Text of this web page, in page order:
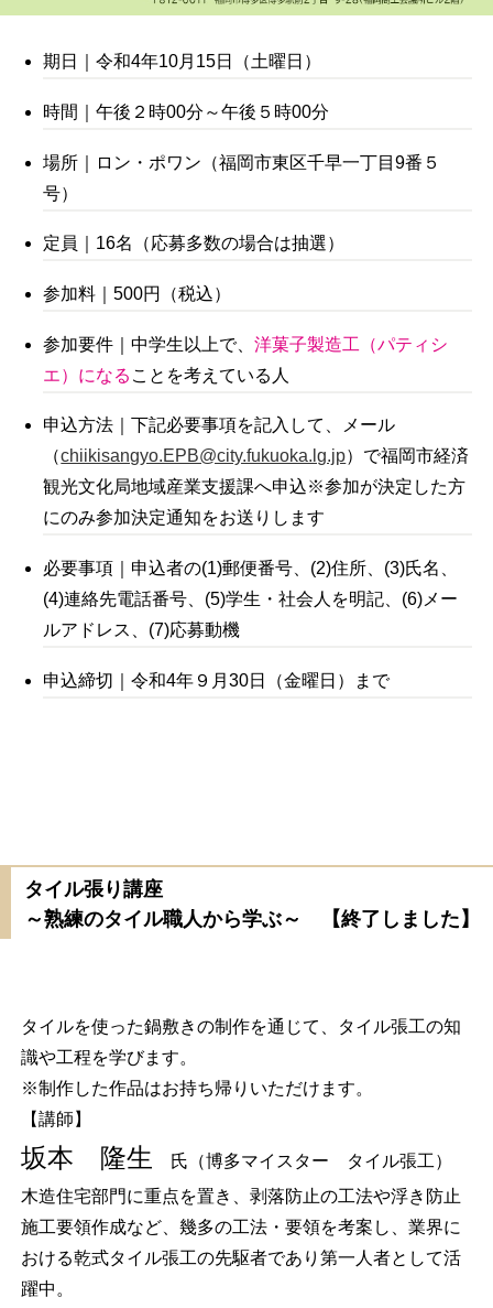
期日｜令和4年10月15日（土曜日）
時間｜午後２時00分～午後５時00分
場所｜ロン・ポワン（福岡市東区千早一丁目9番５
号）
定員｜16名（応募多数の場合は抽選）
参加料｜500円（税込）
参加要件｜中学生以上で、洋菓子製造工（パティシ
エ）になる ことを考えている人
申込方法｜下記必要事項を記入して、メール
（chiikisangyo.EPB@city.fukuoka.lg.jp）で福岡市経済
観光文化局地域産業支援課へ申込※参加が決定した方
にのみ参加決定通知をお送りします
必要事項｜申込者の(1)郵便番号、(2)住所、(3)氏名、
(4)連絡先電話番号、(5)学生・社会人を明記、(6)メー
ルアドレス、(7)応募動機
申込締切｜令和4年９月30日（金曜日）まで
タイル張り講座
～熟練のタイル職人から学ぶ～ 【終了しました】
タイルを使った鍋敷きの制作を通じて、タイル張工の知
識や工程を学びます。
※制作した作品はお持ち帰りいただけます。
【講師】
坂本 隆生
氏（博多マイスター タイル張工）
木造住宅部門に重点を置き、剥落防止の工法や浮き防止
施工要領作成など、幾多の工法・要領を考案し、業界に
おける乾式タイル張工の先駆者であり第一人者として活
躍中。